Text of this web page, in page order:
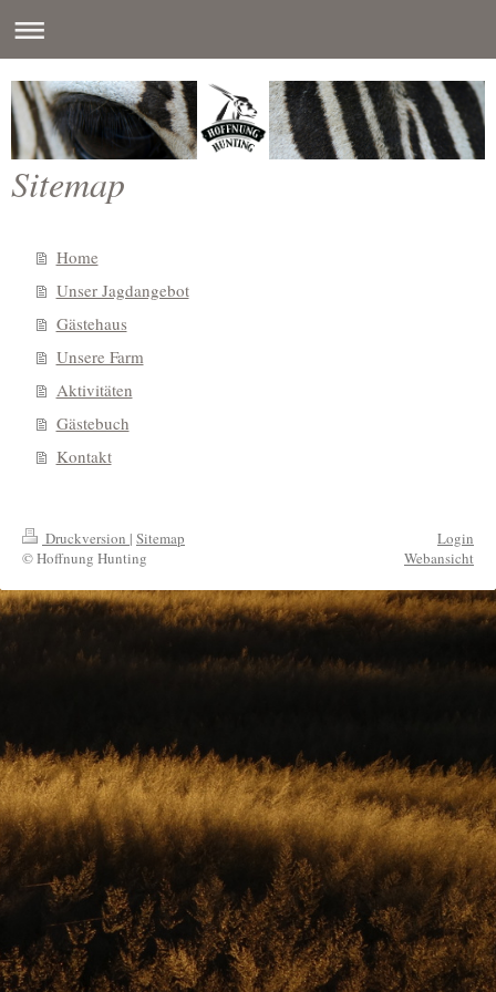
Sitemap
Home
Unser Jagdangebot
Gästehaus
Unsere Farm
Aktivitäten
Gästebuch
Kontakt
Druckversion | Sitemap
© Hoffnung Hunting
Login
Webansicht